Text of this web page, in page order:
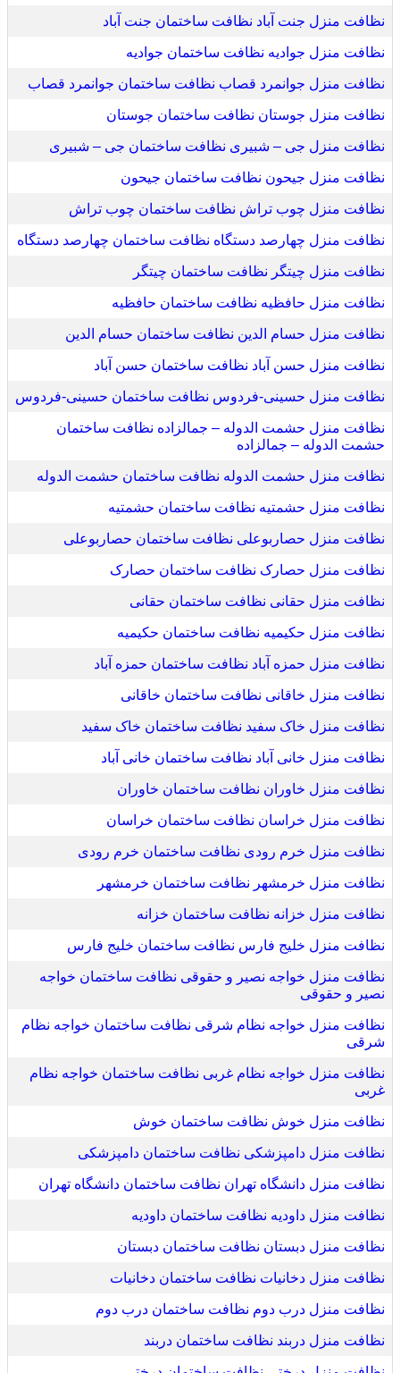
نظافت منزل جنت آباد نظافت ساختمان جنت آباد
نظافت منزل جوادیه نظافت ساختمان جوادیه
نظافت منزل جوانمرد قصاب نظافت ساختمان جوانمرد قصاب
نظافت منزل جوستان نظافت ساختمان جوستان
نظافت منزل جی – شبیری نظافت ساختمان جی – شبیری
نظافت منزل جیحون نظافت ساختمان جیحون
نظافت منزل چوب تراش نظافت ساختمان چوب تراش
نظافت منزل چهارصد دستگاه نظافت ساختمان چهارصد دستگاه
نظافت منزل چیتگر نظافت ساختمان چیتگر
نظافت منزل حافظیه نظافت ساختمان حافظیه
نظافت منزل حسام الدین نظافت ساختمان حسام الدین
نظافت منزل حسن آباد نظافت ساختمان حسن آباد
نظافت منزل حسینی-فردوس نظافت ساختمان حسینی-فردوس
نظافت منزل حشمت الدوله – جمالزاده نظافت ساختمان
حشمت الدوله – جمالزاده
نظافت منزل حشمت الدوله نظافت ساختمان حشمت الدوله
نظافت منزل حشمتیه نظافت ساختمان حشمتیه
نظافت منزل حصاربوعلی نظافت ساختمان حصاربوعلی
نظافت منزل حصارک نظافت ساختمان حصارک
نظافت منزل حقانی نظافت ساختمان حقانی
نظافت منزل حکیمیه نظافت ساختمان حکیمیه
نظافت منزل حمزه آباد نظافت ساختمان حمزه آباد
نظافت منزل خاقانی نظافت ساختمان خاقانی
نظافت منزل خاک سفید نظافت ساختمان خاک سفید
نظافت منزل خانی آباد نظافت ساختمان خانی آباد
نظافت منزل خاوران نظافت ساختمان خاوران
نظافت منزل خراسان نظافت ساختمان خراسان
نظافت منزل خرم رودی نظافت ساختمان خرم رودی
نظافت منزل خرمشهر نظافت ساختمان خرمشهر
نظافت منزل خزانه نظافت ساختمان خزانه
نظافت منزل خلیج فارس نظافت ساختمان خلیج فارس
نظافت منزل خواجه نصیر و حقوقی نظافت ساختمان خواجه
نصیر و حقوقی
نظافت منزل خواجه نظام شرقی نظافت ساختمان خواجه نظام
شرقی
نظافت منزل خواجه نظام غربی نظافت ساختمان خواجه نظام
غربی
نظافت منزل خوش نظافت ساختمان خوش
نظافت منزل دامپزشکی نظافت ساختمان دامپزشکی
نظافت منزل دانشگاه تهران نظافت ساختمان دانشگاه تهران
نظافت منزل داودیه نظافت ساختمان داودیه
نظافت منزل دبستان نظافت ساختمان دبستان
نظافت منزل دخانیات نظافت ساختمان دخانیات
نظافت منزل درب دوم نظافت ساختمان درب دوم
نظافت منزل دربند نظافت ساختمان دربند